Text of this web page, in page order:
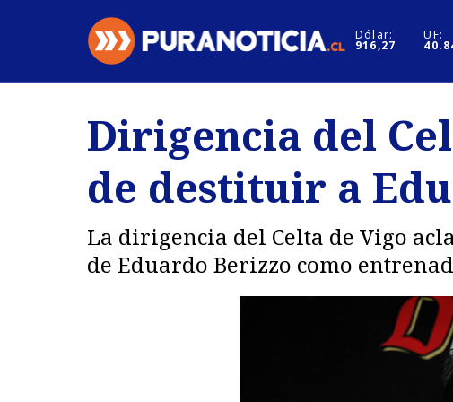
Dólar:
916,27
UF:
Regiones
Deportes
Internacional
Motores
Dirigencia del
de destituir a
La dirigencia del Celta de Vigo
de Eduardo Berizzo como